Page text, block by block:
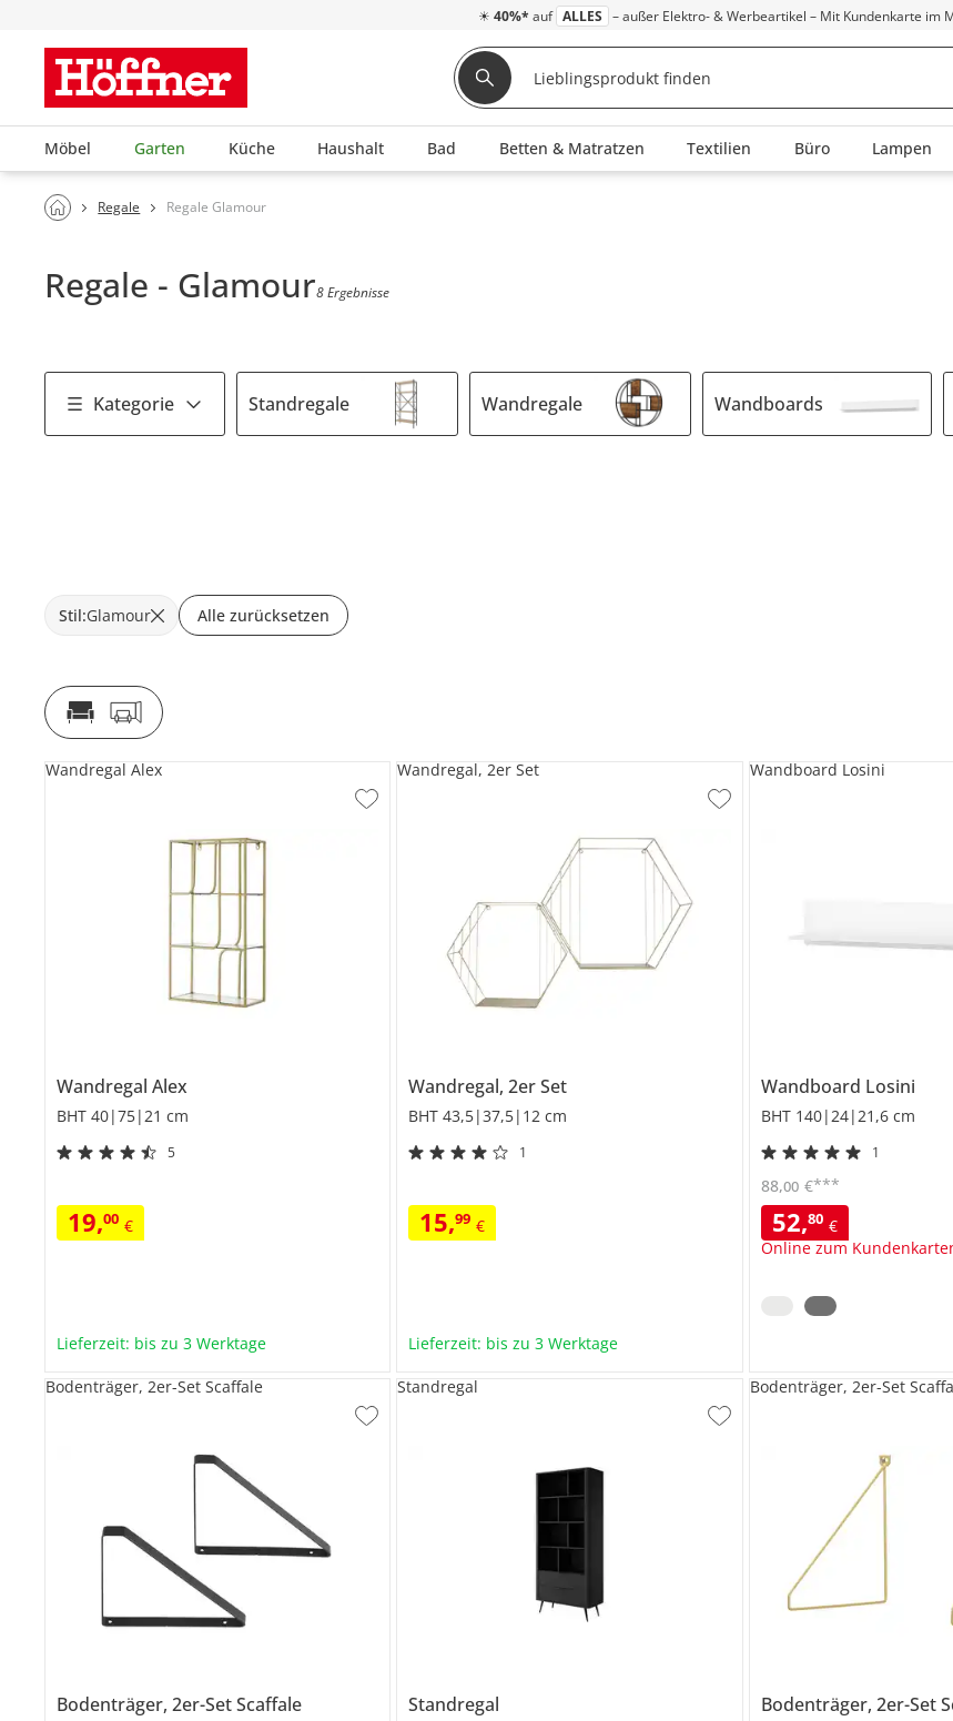
☀ 40%* auf ALLES – außer Elektro- & Werbeartikel – Mit Kundenkarte im
Möbel Garten Küche Haushalt Bad Betten & Matratzen Textilien Büro Lampen
Regale Regale Glamour
Regale - Glamour8 Ergebnisse
Kategorie Standregale Wandregale Wandboards
Stil:Glamour Alle zurücksetzen
WandregalAlex
BHT 40|75|21 cm
5
19,00 €
Wandregal Alex
Lieferzeit: bis zu 3 Werktage
Wandregal, 2er Set
BHT 43,5|37,5|12 cm
1
15,99 €
Wandregal, 2er Set
Lieferzeit: bis zu 3 Werktage
Wandboard Losini
BHT 140|24|21,6 cm
1
52,80 €
Online zum
88,00 €***
Wandboard Losini
Bodenträger, 2er-SetScaffale
Bodenträger, 2er-Set Scaffale
Standregal
Standregal
Bodenträger, 2er-Set
Bodenträger, 2er-Set